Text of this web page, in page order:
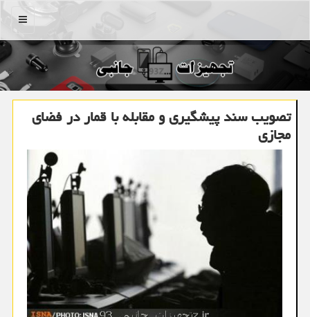
منو
تصویب سند پیشگیری و مقابله با قمار در فضای
مجازی